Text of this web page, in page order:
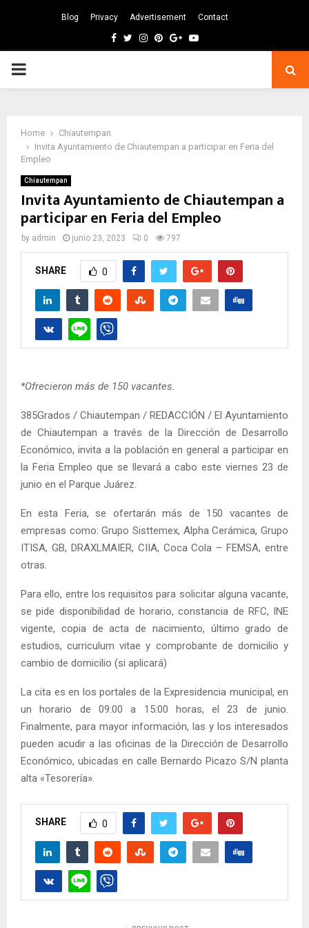
Blog Privacy Advertisement Contact
Facebook
TwitterInstagram
Pinterest
GoogleYoutube
PRIMARY
Home
Chiautempan
Invita Ayuntamiento de Chiautempan a participar en Feria del
Empleo
Chiautempan
Invita Ayuntamiento de Chiautempan a
participar en Feria del Empleo
by admin junio 23, 2023 0 797
SHARE 0
*Ofrecieron más de 150 vacantes.
385Grados / Chiautempan / REDACCIÓN / El Ayuntamiento
de Chiautempan a través de la Dirección de Desarrollo
Económico, invita a la población en general a participar en
la Feria Empleo que se llevará a cabo este viernes 23 de
junio en el Parque Juárez.
En esta Feria, se ofertarán más de 150 vacantes de
empresas como: Grupo Sisttemex, Alpha Cerámica, Grupo
ITISA, GB, DRAXLMAIER, CIIA, Coca Cola – FEMSA, entre
otras.
Para ello, entre los requisitos para solicitar alguna vacante,
se pide disponibilidad de horario, constancia de RFC, INE
vigente, copia de acta de nacimiento, último grado de
estudios, curriculum vitae y comprobante de domicilio y
cambio de domicilio (si aplicará)
La cita es en los portales de la Expresidencia municipal, en
un horario de 09:00 a 15:00 horas, el 23 de junio.
Finalmente, para mayor información, las y los interesados
pueden acudir a las oficinas de la Dirección de Desarrollo
Económico, ubicadas en calle Bernardo Picazo S/N planta
alta «Tesorería».
SHARE 0